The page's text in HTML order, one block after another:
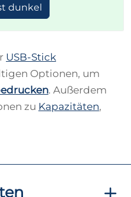
dunkel
USB-Stick
Optionen, um
. Außerdem
zu Kapazitäten,